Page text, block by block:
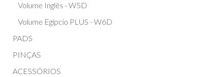
Volume Inglês - W5D
Volume Egípcio PLUS - W6D
PADS
PINÇAS
ACESSÓRIOS